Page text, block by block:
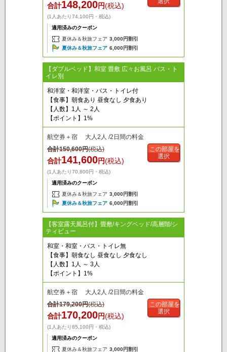
合計148,200円(税込)
(1人あたり74,100円・税込)
適用済みのクーポン
夏休み＆秋旅フェア 3,000円割引
夏休み＆秋旅フェア 6,000円割引
【ダブルベッド】和室 畳敷 広々お風呂 バス・ト
イレ別
和洋室・和洋室・バス・トイレ付
【食事】朝食あり 昼食なし 夕食あり
【人数】1人 ～ 2人
【ポイント】1%
航空券＋宿 大人2人 /2日間の料金
合計150,600円(税込)
合計141,600円(税込)
(1人あたり70,800円・税込)
適用済みのクーポン
夏休み＆秋旅フェア 3,000円割引
夏休み＆秋旅フェア 6,000円割引
この部屋を
選択
【客室露天風呂付】畳敷/キングベッド/高層階/シ
ティビュー
和室・和室・バス・トイレ無
【食事】朝食なし 昼食なし 夕食なし
【人数】1人 ～ 3人
【ポイント】1%
航空券＋宿 大人2人 /2日間の料金
合計179,200円(税込)
合計170,200円(税込)
(1人あたり85,100円・税込)
適用済みのクーポン
夏休み＆秋旅フェア 3,000円割引
この部屋を
選択